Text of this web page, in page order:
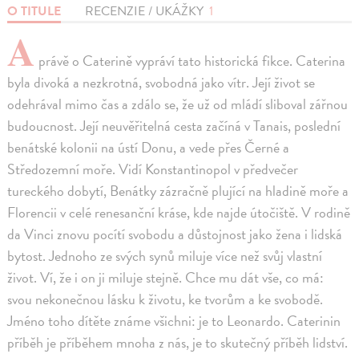
O TITULE RECENZIE / UKÁŽKY 1
A právě o Caterině vypráví tato historická fikce. Caterina
byla divoká a nezkrotná, svobodná jako vítr. Její život se
odehrával mimo čas a zdálo se, že už od mládí sliboval zářnou
budoucnost. Její neuvěřitelná cesta začíná v Tanais, poslední
benátské kolonii na ústí Donu, a vede přes Černé a
Středozemní moře. Vidí Konstantinopol v předvečer
tureckého dobytí, Benátky zázračně plující na hladině moře a
Florencii v celé renesanční kráse, kde najde útočiště. V rodině
da Vinci znovu pocítí svobodu a důstojnost jako žena i lidská
bytost. Jednoho ze svých synů miluje více než svůj vlastní
život. Ví, že i on ji miluje stejně. Chce mu dát vše, co má:
svou nekonečnou lásku k životu, ke tvorům a ke svobodě.
Jméno toho dítěte známe všichni: je to Leonardo. Caterinin
příběh je příběhem mnoha z nás, je to skutečný příběh lidství.